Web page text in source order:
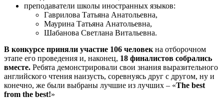
преподаватели школы иностранных языков:
Гаврилова Татьяна Анатольевна,
Маурина Татьяна Анатольевна,
Шабанова Светлана Витальевна.
В конкурсе приняли участие 106 человек на отборочном
этапе его проведения и, наконец, 18 финалистов собрались
вместе. Ребята демонстрировали свои знания выразительного
английского чтения наизусть, соревнуясь друг с другом, ну и
конечно, же были выбраны лучшие из лучших – «The best
from the best!»